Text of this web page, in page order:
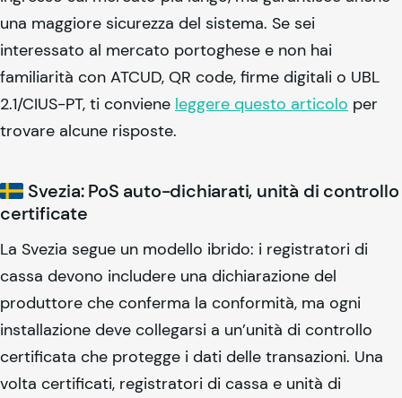
una maggiore sicurezza del sistema. Se sei
interessato al mercato portoghese e non hai
familiarità con ATCUD, QR code, firme digitali o UBL
2.1/CIUS-PT, ti conviene leggere questo articolo per
trovare alcune risposte.
Svezia: PoS auto-dichiarati, unità di controllo
certificate
La Svezia segue un modello ibrido: i registratori di
cassa devono includere una dichiarazione del
produttore che conferma la conformità, ma ogni
installazione deve collegarsi a un’unità di controllo
certificata che protegge i dati delle transazioni. Una
volta certificati, registratori di cassa e unità di